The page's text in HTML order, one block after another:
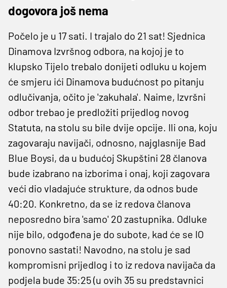
dogovora još nema
Počelo je u 17 sati. I trajalo do 21 sat! Sjednica
Dinamova Izvršnog odbora, na kojoj je to
klupsko Tijelo trebalo donijeti odluku u kojem
će smjeru ići Dinamova budućnost po pitanju
odlučivanja, očito je 'zakuhala'. Naime, Izvršni
odbor trebao je predložiti prijedlog novog
Statuta, na stolu su bile dvije opcije. Ili ona, koju
zagovaraju navijači, odnosno, najglasnije Bad
Blue Boysi, da u budućoj Skupštini 28 članova
bude izabrano na izborima i onaj, koji zagovara
veći dio vladajuće strukture, da odnos bude
40:20. Konkretno, da se iz redova članova
neposredno bira 'samo' 20 zastupnika. Odluke
nije bilo, odgođena je do subote, kad će se IO
ponovno sastati! Navodno, na stolu je sad
kompromisni prijedlog i to iz redova navijača da
podjela bude 35:25 (u ovih 35 su predstavnici